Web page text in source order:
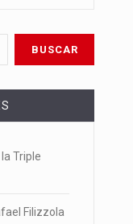
Triple
Filizzola